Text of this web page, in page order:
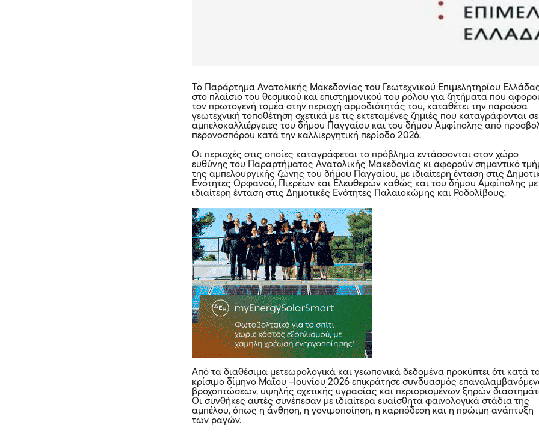
Το Παράρτημα Ανατολικής Μακεδονίας του Γεωτεχνικού Επιμελητηρίου
στο πλαίσιο του θεσμικού και επιστημονικού του ρόλου για ζητήματα που
τον πρωτογενή τομέα στην περιοχή αρμοδιότητάς του, καταθέτει την παρούσα
γεωτεχνική τοποθέτηση σχετικά με τις εκτεταμένες ζημιές που καταγράφονται σε
αμπελοκαλλιέργειες του δήμου Παγγαίου και του δήμου Αμφίπολης από
περονοσπόρου κατά την καλλιεργητική περίοδο 2026.
Οι περιοχές στις οποίες καταγράφεται το πρόβλημα εντάσσονται στον χώρο
ευθύνης του Παραρτήματος Ανατολικής Μακεδονίας κι αφορούν σημαντικό
της αμπελουργικής ζώνης του δήμου Παγγαίου, με ιδιαίτερη ένταση στις
Ενότητες Ορφανού, Πιερέων και Ελευθερών καθώς και του δήμου Αμφίπολης με
ιδιαίτερη ένταση στις Δημοτικές Ενότητες Παλαιοκώμης και Ροδολίβους.
Από τα διαθέσιμα μετεωρολογικά και γεωπονικά δεδομένα προκύπτει ότι κατά
κρίσιμο δίμηνο Μαΐου –Ιουνίου 2026 επικράτησε συνδυασμός
βροχοπτώσεων, υψηλής σχετικής υγρασίας και περιορισμένων ξηρών
Οι συνθήκες αυτές συνέπεσαν με ιδιαίτερα ευαίσθητα φαινολογικά στάδια της
αμπέλου, όπως η άνθηση, η γονιμοποίηση, η καρπόδεση και η πρώιμη ανάπτυξη
των ραγών.